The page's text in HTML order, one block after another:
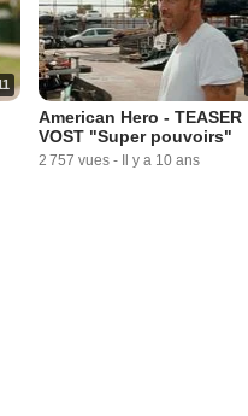
American Hero - TEASER
VOST "Super pouvoirs"
2 757 vues - Il y a 10 ans